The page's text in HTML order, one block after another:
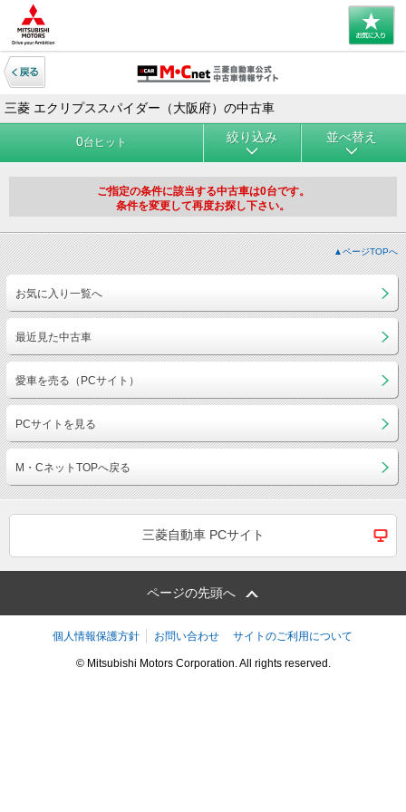
三菱 エクリプススパイダー（大阪府）の中古車
0台ヒット 絞り込み 並べ替え
ご指定の条件に該当する中古車は0台です。
条件を変更して再度お探し下さい。
▲ページTOPへ
お気に入り一覧へ
最近見た中古車
愛車を売る（PCサイト）
PCサイトを見る
M・CネットTOPへ戻る
三菱自動車 PCサイト
ページの先頭へ
個人情報保護方針 お問い合わせ サイトのご利用について
© Mitsubishi Motors Corporation. All rights reserved.